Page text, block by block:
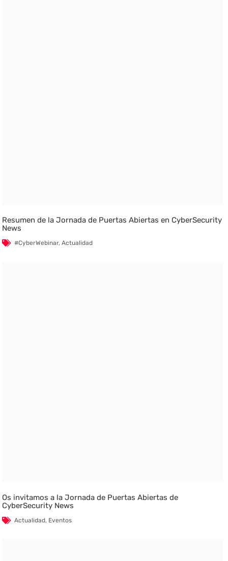
Resumen de la Jornada de Puertas Abiertas en CyberSecurity
News
#CyberWebinar,Actualidad
Os invitamos a la Jornada de Puertas Abiertas de
CyberSecurity News
Actualidad, Eventos